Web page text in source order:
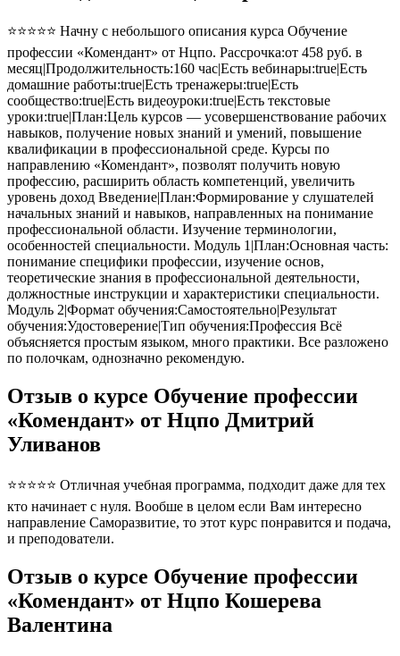
⭐⭐⭐⭐⭐ Начну с небольшого описания курса Обучение
профессии «Комендант» от Нцпо. Рассрочка:от 458 руб. в
месяц|Продолжительность:160 час|Есть вебинары:true|Есть
домашние работы:true|Есть тренажеры:true|Есть
сообщество:true|Есть видеоуроки:true|Есть текстовые
уроки:true|План:Цель курсов — усовершенствование рабочих
навыков, получение новых знаний и умений, повышение
квалификации в профессиональной среде. Курсы по
направлению «Комендант», позволят получить новую
профессию, расширить область компетенций, увеличить
уровень доход Введение|План:Формирование у слушателей
начальных знаний и навыков, направленных на понимание
профессиональной области. Изучение терминологии,
особенностей специальности. Модуль 1|План:Основная часть:
понимание специфики профессии, изучение основ,
теоретические знания в профессиональной деятельности,
должностные инструкции и характеристики специальности.
Модуль 2|Формат обучения:Самостоятельно|Результат
обучения:Удостоверение|Тип обучения:Профессия Всё
объясняется простым языком, много практики. Все разложено
по полочкам, однозначно рекомендую.
Отзыв о курсе Обучение профессии
«Комендант» от Нцпо Дмитрий
Уливанов
⭐⭐⭐⭐⭐ Отличная учебная программа, подходит даже для тех
кто начинает с нуля. Вообше в целом если Вам интересно
направление Саморазвитие, то этот курс понравится и подача,
и преподователи.
Отзыв о курсе Обучение профессии
«Комендант» от Нцпо Кошерева
Валентина